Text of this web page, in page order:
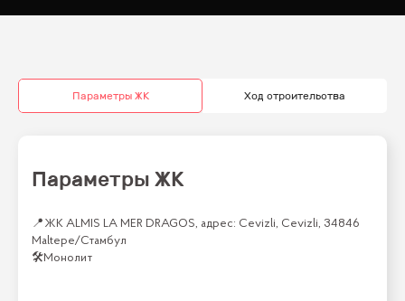
Параметры ЖК Ход строительства
Параметры ЖК
📍 ЖК ALMIS LA MER DRAGOS, адрес: Cevizli, Cevizli, 34846
Maltepe/Стамбул
🛠Монолит